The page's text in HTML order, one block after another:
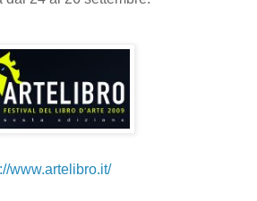
www.artelibro.it/